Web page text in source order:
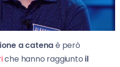
a catenaè però
che hanno raggiunto il